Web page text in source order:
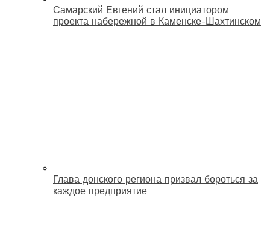
Самарский Евгений стал инициатором
проекта набережной в Каменске-Шахтинском
Глава донского региона призвал бороться за
каждое предприятие